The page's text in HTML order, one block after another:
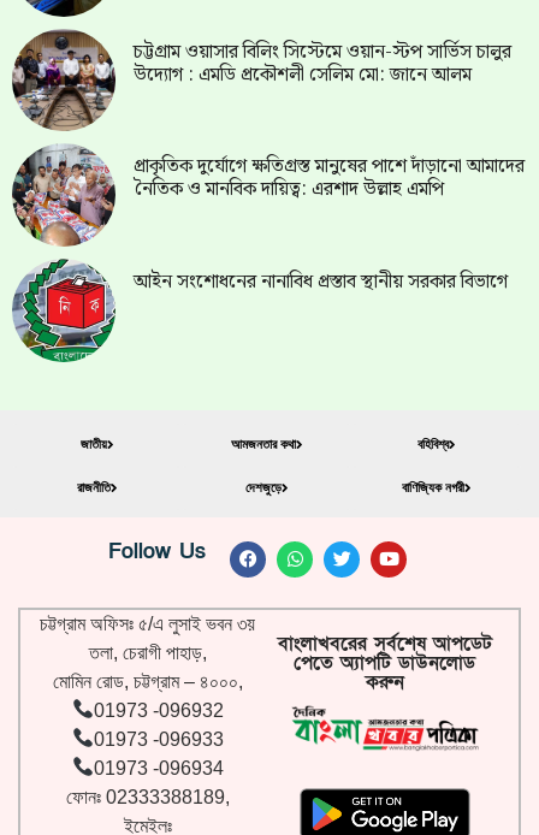
চট্টগ্রাম ওয়াসার বিলিং সিস্টেমে ওয়ান-স্টপ সার্ভিস চালুর
উদ্যোগ : এমডি প্রকৌশলী সেলিম মো: জানে আলম
প্রাকৃতিক দুর্যোগে ক্ষতিগ্রস্ত মানুষের পাশে দাঁড়ানো আমাদের
নৈতিক ও মানবিক দায়িত্ব: এরশাদ উল্লাহ এমপি
আইন সংশোধনের নানাবিধ প্রস্তাব স্থানীয় সরকার বিভাগে
জাতীয়
রাজনীতি
আমজনতার কথা
দেশজুড়ে
বহিবিশ্ব
বাণিজ্যিক নগরী
Follow Us
চট্টগ্রাম অফিসঃ ৫/এ লুসাই ভবন ৩য়
তলা, চেরাগী পাহাড়,
মোমিন রোড, চট্টগ্রাম – ৪০০০,
01973 -096932
01973 -096933
01973 -096934
ফোনঃ 02333388189,
ইমেইলঃ
বাংলাখবরের সর্বশেষ আপডেট
পেতে অ্যাপটি ডাউনলোড
করুন